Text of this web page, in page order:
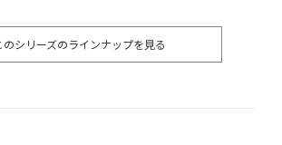
のシリーズのラインナップを見る